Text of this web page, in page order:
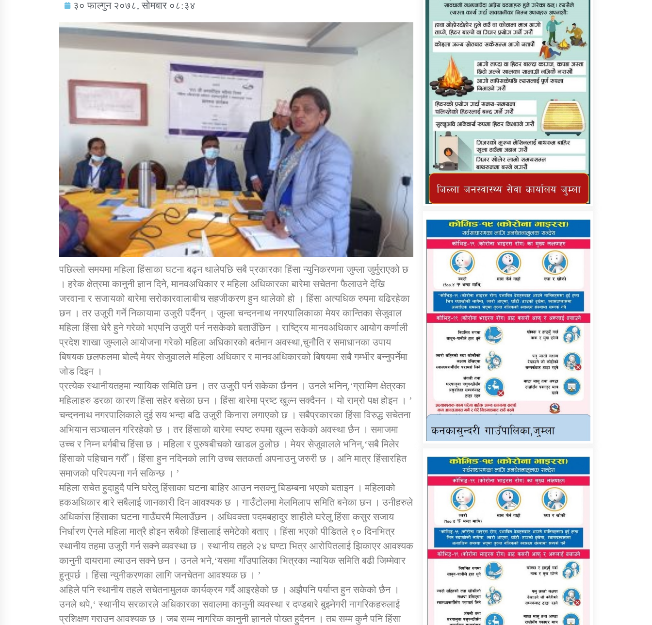
सामाजिक बिकास कार्यालय जुम्लाकाे सुचना कर्णाली प्राविधि शिक्षालय जुम्लाको सुचना
तातोपानी गाउँपालिकाको न्यायिक समिति सम्बन्धी
सन्देश
तातोपानी गाउँपालिका जुम्लाको महिला तथा
लैङ्गिक हिंसा सम्बन्धी सूचना सन्देश
तातोपानी गाउँपालिका जुम्लाको महिनावारी
तातोपानी गाउँपालिका जुम्लाको बालविवाह सन्देश तातोपानी गाउँपालिका जुम्लाको सूचना
३० फाल्गुन २०७८, सोमबार ०८:३४
पछिल्लो समयमा महिला हिंसाका घटना बढ्न थालेपछि सबै प्रकारका हिंसा न्युनिकरणमा जुम्ला जुर्मुराएको छ
। हरेक क्षेत्रमा कानुनी ज्ञान दिने, मानवअधिकार र महिला अधिकारका बारेमा सचेतना फैलाउने देखि
जरवाना र सजायको बारेमा सरोकारवालाबीच सहजीकरण हुन थालेको हो । हिंसा अत्यधिक रुपमा बढिरहेका
छन । तर उजुरी गर्ने निकायामा उजुरी पर्दैनन् । जुम्ला चन्दननाथ नगरपालिकाका मेयर कान्तिका सेजुवाल
महिला हिंसा धेरै हुने गरेको भएपनि उजुरी पर्न नसकेको बताउँछिन । राष्ट्रिय मानवअधिकार आयोग कर्णाली
प्रदेश शाखा जुम्लाले आयोजना गरेको महिला अधिकारको बर्तमान अवस्था,चुनौति र समाधानका उपाय
बिषयक छलफलमा बोल्दै मेयर सेजुवालले महिला अधिकार र मानवअधिकारको बिषयमा सबै गम्भीर बन्नुपर्नेमा
जोड दिइन ।
प्रत्येक स्थानीयतहमा न्यायिक समिति छन । तर उजुरी पर्न सकेका छैनन । उनले भनिन्,‘ग्रामिण क्षेत्रका
महिलाहरु डरका कारण हिंसा सहेर बसेका छन । हिंसा बारेमा प्रष्ट खुल्न सक्दैनन । यो राम्रो पक्ष होइन । ’
चन्दननाथ नगरपालिकाले दुई सय भन्दा बढि उजुरी किनारा लगाएको छ । सबैप्रकारका हिंसा विरुद्ध सचेतना
अभियान सञ्चालन गरिरहेको छ । तर हिंसाको बारेमा स्पष्ट रुपमा खुल्न सकेको अवस्था छैन । समाजमा
उच्च र निम्न बर्गबीच हिंसा छ । महिला र पुरुषबीचको खाडल ठुलोछ । मेयर सेजुवालले भनिन्,‘सबै मिलेर
हिंसाको पहिचान गरौँ । हिंसा हुन नदिनको लागि उच्च सतकर्ता अपनाउनु जरुरी छ । अनि मात्र हिंसारहित
समाजको परिपल्पना गर्न सकिन्छ । ’
महिला सचेत हुदाहुदै पनि घरेलु हिंसाका घटना बाहिर आउन नसक्नु बिडम्बना भएको बताइन । महिलाको
हकअधिकार बारे सबैलाई जानकारी दिन आवश्यक छ । गाउँटोलमा मेलमिलाप समिति बनेका छन । उनीहरुले
अधिकांस हिंसाका घटना गाउँघरमै मिलाउँछन । अधिवक्ता पदमबहादुर शाहीले घरेलु हिंसा कसुर सजाय
निर्धारण ऐनले महिला मात्रै होइन सबैको हिंसालाई समेटेको बताए । हिंसा भएको पीडितले ९० दिनभित्र
स्थानीय तहमा उजुरी गर्न सक्ने व्यवस्था छ । स्थानीय तहले २४ घण्टा भित्र आरोपितलाई झिकाएर आवश्यक
कानुनी दायरामा ल्याउन सक्ने छन । उनले भने,‘यसमा गाँउपालिका भित्रका न्यायिक समिति बढी जिम्मेवार
हुनुपर्छ । हिंसा न्युनीकरणका लागि जनचेतना आवश्यक छ । ’
अहिले पनि स्थानीय तहले सचेतनामुलक कार्यक्रम गर्दै आइरहेको छ । अझैपनि पर्याप्त हुन सकेको छैन ।
उनले थपे,‘ स्थानीय सरकारले अधिकारका सवालमा कानुनी व्यवस्था र दण्डबारे बुझ्नेगरी नागरिकहरुलाई
प्रशिक्षण गराउन आवश्यक छ । जब सम्म नागरिक कानुनी ज्ञानले पोख्त हुदैनन । तब सम्म कुनै पनि हिंसा